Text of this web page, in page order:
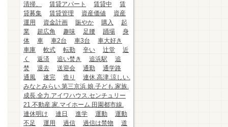
清掃、
賃貸アパート 賃貸中
賃
貸募集
賃貸管理 資産価値
資産
運用
資金計画 賑やか 購入
起
業
超広角 趣味 足腰 踊場
身
体
車 車2台 車3台
車大好き
車庫
軟式 転勤 辛い 辻堂
近
く
返済 追い焚き 追浜駅
追
焚
退去 送迎会 通勤
通学路
通風
速完 造り
連休.高津.涼しい.
みなとみらい.第三京浜.娘.子ども.家族.
成長.全力.アイワハウス.センチュリー
21.不動産.家.マイホーム.田園都市線.
連休明け
連日 進学 運動
運動
不足
運用 過信 過信は禁物
道